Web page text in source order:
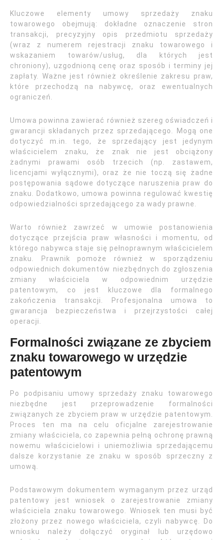
Kluczowe elementy umowy sprzedaży znaku
towarowego obejmują: dokładne oznaczenie stron
transakcji, precyzyjny opis przedmiotu sprzedaży
(wraz z numerem rejestracji znaku towarowego i
wskazaniem towarów/usług, dla których jest
chroniony), uzgodnioną cenę oraz sposób i terminy jej
zapłaty. Ważne jest również określenie zakresu praw,
które przechodzą na nabywcę, oraz ewentualnych
ograniczeń.
Umowa powinna zawierać również szereg oświadczeń i
gwarancji składanych przez sprzedającego. Mogą one
dotyczyć m.in. tego, że sprzedający jest jedynym
właścicielem znaku, że znak nie jest obciążony
żadnymi prawami osób trzecich (np. zastawem,
licencjami wyłącznymi), oraz że nie toczą się żadne
postępowania sądowe dotyczące naruszenia praw do
znaku. Dodatkowo, umowa powinna regulować kwestię
odpowiedzialności sprzedającego za wady prawne.
Warto również zawrzeć w umowie postanowienia
dotyczące przejścia praw własności i momentu, od
którego nabywca staje się pełnoprawnym właścicielem
znaku. Prawnik pomoże również w sporządzeniu
odpowiednich dokumentów niezbędnych do zgłoszenia
zmiany właściciela w odpowiednim urzędzie
patentowym, co jest kluczowe dla formalnego
zakończenia transakcji. Profesjonalna umowa to
gwarancja bezpieczeństwa i przejrzystości całej
operacji.
Formalności związane ze zbyciem
znaku towarowego w urzędzie
patentowym
Po podpisaniu umowy sprzedaży znaku towarowego
niezbędne jest przeprowadzenie formalności
związanych ze zbyciem praw w urzędzie patentowym.
Proces ten ma na celu oficjalne zarejestrowanie
zmiany właściciela, co zapewnia pełną ochronę prawną
nowemu właścicielowi i uniemożliwia sprzedającemu
dalsze korzystanie ze znaku w sposób sprzeczny z
umową.
Podstawowym dokumentem wymaganym przez urząd
patentowy jest wniosek o zarejestrowanie zmiany
właściciela znaku towarowego. Wniosek ten musi być
złożony przez nowego właściciela, czyli nabywcę. Do
wniosku należy dołączyć oryginał lub urzędowo